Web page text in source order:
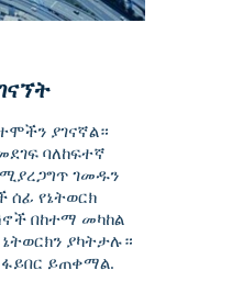
ያገናኛል።
ባለከፍተኛ
ገመዱን
ሰፊ የኔትወርክ
በከተማ መካከል
ኔትወርክን ያካትታሉ።
ፋይበር ይጠቀማል.